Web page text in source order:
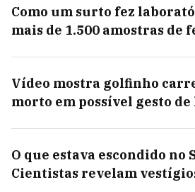
Como um surto fez
mais de 1.500 amostras de
Vídeo mostra golfinho
morto em possível gesto
O que estava escondido no
Cientistas revelam